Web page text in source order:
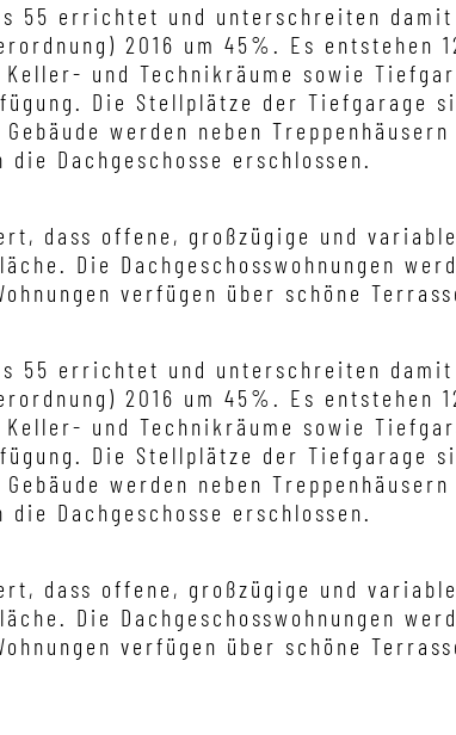
55 errichtet und unterschreiten
2016 um 45%. Es entstehen
und Technikräume sowie
Die Stellplätze der Tiefgarage
werden neben
Dachgeschosse erschlossen.
dass offene, großzügige und
Die Dachgeschosswohnungen
verfügen über schöne
55 errichtet und unterschreiten
2016 um 45%. Es entstehen
und Technikräume sowie
Die Stellplätze der Tiefgarage
werden neben
Dachgeschosse erschlossen.
dass offene, großzügige und
Die Dachgeschosswohnungen
verfügen über schöne